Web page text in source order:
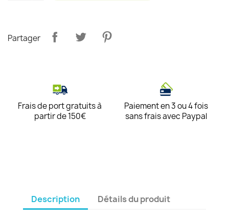
Partager
Frais de port gratuits à
partir de 150€
Paiement en 3 ou 4 fois
sans frais avec Paypal
Description Détails du produit